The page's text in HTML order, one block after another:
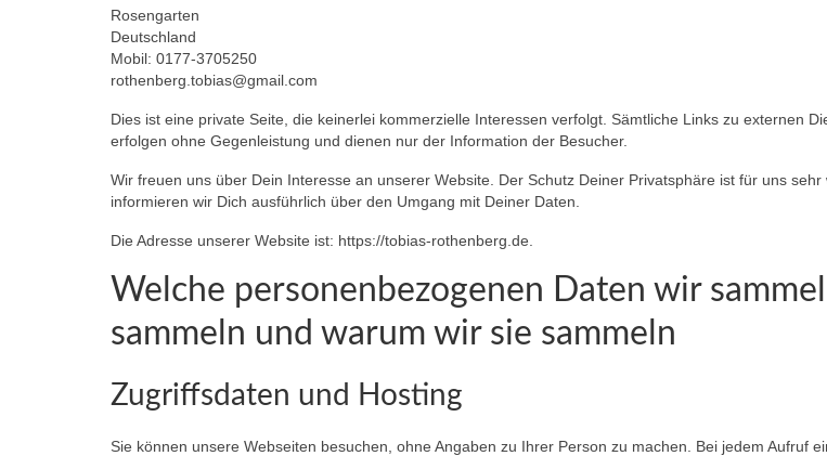
Rosengarten
Deutschland
Mobil: 0177-3705250
rothenberg.tobias@gmail.com
Dies ist eine private Seite, die keinerlei kommerzielle Interessen verfolgt. Sämtliche Links zu externen
erfolgen ohne Gegenleistung und dienen nur der Information der Besucher.
Wir freuen uns über Dein Interesse an unserer Website. Der Schutz Deiner Privatsphäre ist für uns sehr
informieren wir Dich ausführlich über den Umgang mit Deiner Daten.
Die Adresse unserer Website ist: https://tobias-rothenberg.de.
Welche personenbezogenen Daten wir
sammeln und warum wir sie sammeln
Zugriffsdaten und Hosting
Sie können unsere Webseiten besuchen, ohne Angaben zu Ihrer Person zu machen. Bei jedem Aufruf